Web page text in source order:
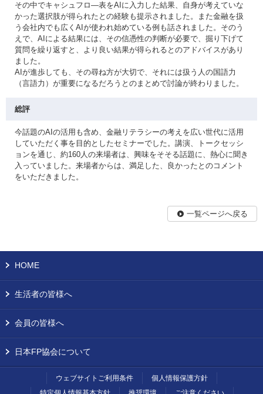
その中でキャシュフロ—表をAIに入力した結果、自身が考えていな
かった選択肢が得られたとの経験も提示されました。また金融を扱
う会社内でも広くAIが使われ始めている例も話されました。そのう
えで、AIによる結果には、その信憑性の判断が必要で、掘り下げて
質問を繰り返すと、より良い結果が得られるとのアドバイスがあり
ました。
AIが進歩しても、その尋ね方が大切で、それには扱う人の国語力
（言語力）が重要になるだろうとのまとめで討論が終わりました。
総評
今話題のAIの活用も含め、金融リテラシーの考えを広い世代に活用
していただく事を目的としたセミナーでした。講演、トークセッシ
ョンを通じ、約160人の来場者は、興味をそそる話題に、熱心に聞き
入っていました。来場者からは、満足した、良かったとのコメント
をいただきました。
一覧ページへ戻る
HOME
生活者の皆様へ
会員の皆様へ
日本FP協会について
ウェブサイトご利用条件
個人情報保護方針